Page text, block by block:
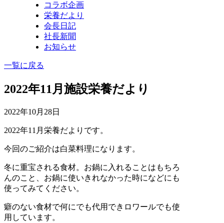
コラボ企画
栄養だより
会長日記
社長新聞
お知らせ
一覧に戻る
2022年11月施設栄養だより
2022年10月28日
2022年11月栄養だよりです。
今回のご紹介は白菜料理になります。
冬に重宝される食材。お鍋に入れることはもちろ
んのこと、お鍋に使いきれなかった時になどにも
使ってみてください。
癖のない食材で何にでも代用できロワールでも使
用しています。